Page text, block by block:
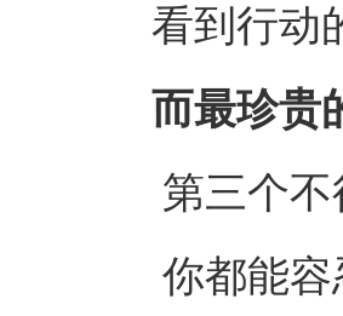
看到行动
而最珍贵
第三个
你都能